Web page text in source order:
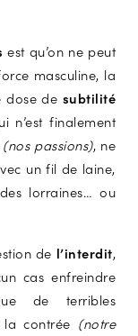
est qu’on ne peut
masculine, la
dose de subtilité
n’est finalement
(nos passions), ne
un fil de laine,
lorraines… ou
de l’interdit,
cas enfreindre
de terribles
contrée (notre